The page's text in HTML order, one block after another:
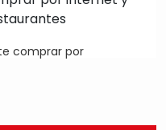
comprar por